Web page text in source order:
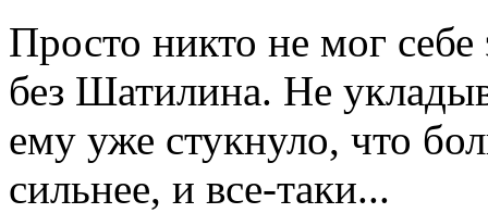
Просто никто не мог
без Шатилина. Не
ему уже стукнуло, что
сильнее, и все-таки...